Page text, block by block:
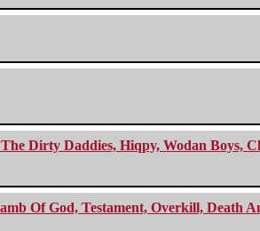
Dirty Daddies, Hiqpy, Wodan Boys,
Of God, Testament, Overkill,